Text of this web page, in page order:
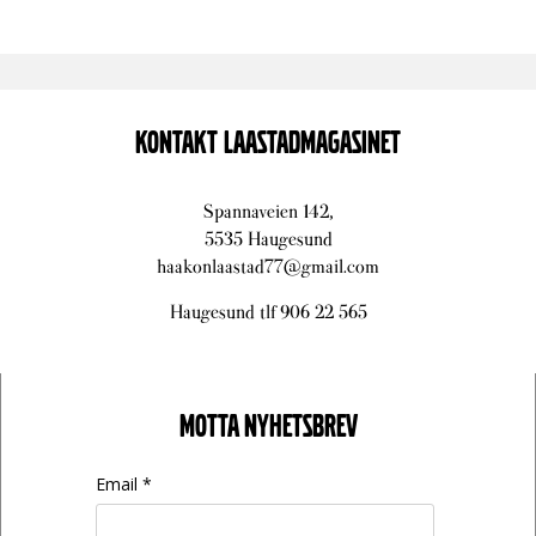
KONTAKT LAASTADMAGASINET
Spannaveien 142,
5535 Haugesund
haakonlaastad77@gmail.com
Haugesund tlf 906 22 565
MOTTA NYHETSBREV
Email *